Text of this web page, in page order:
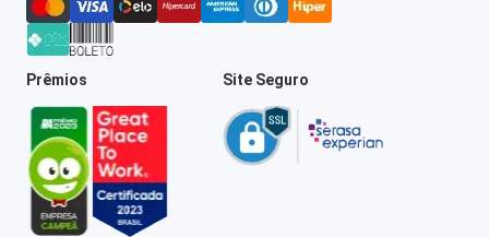
Prêmios Site Seguro